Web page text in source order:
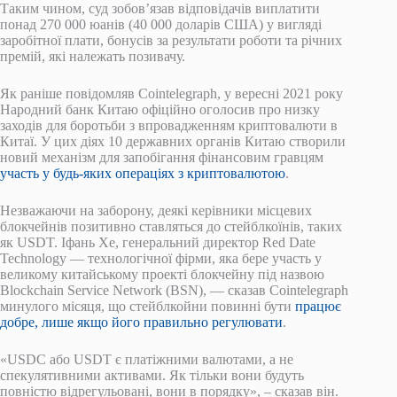
Таким чином, суд зобов’язав відповідачів виплатити
понад 270 000 юанів (40 000 доларів США) у вигляді
заробітної плати, бонусів за результати роботи та річних
премій, які належать позивачу.
Як раніше повідомляв Cointelegraph, у вересні 2021 року
Народний банк Китаю офіційно оголосив про низку
заходів для боротьби з впровадженням криптовалюти в
Китаї. У цих діях 10 державних органів Китаю створили
новий механізм для запобігання фінансовим гравцям
участь у будь-яких операціях з криптовалютою.
Незважаючи на заборону, деякі керівники місцевих
блокчейнів позитивно ставляться до стейблкоїнів, таких
як USDT. Іфань Хе, генеральний директор Red Date
Technology — технологічної фірми, яка бере участь у
великому китайському проекті блокчейну під назвою
Blockchain Service Network (BSN), — сказав Cointelegraph
минулого місяця, що стейблкойни повинні бути працює
добре, лише якщо його правильно регулювати.
«USDC або USDT є платіжними валютами, а не
спекулятивними активами. Як тільки вони будуть
повністю відрегульовані, вони в порядку», – сказав він.